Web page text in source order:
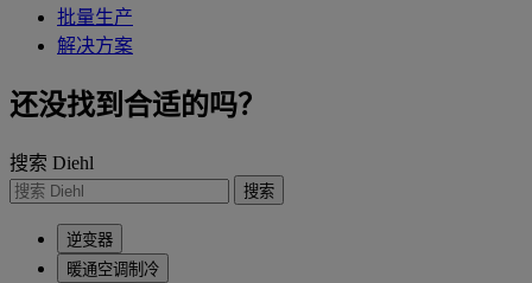
批量生产
解决方案
还没找到合适的吗？
搜索 Diehl
搜索
逆变器
暖通空调制冷